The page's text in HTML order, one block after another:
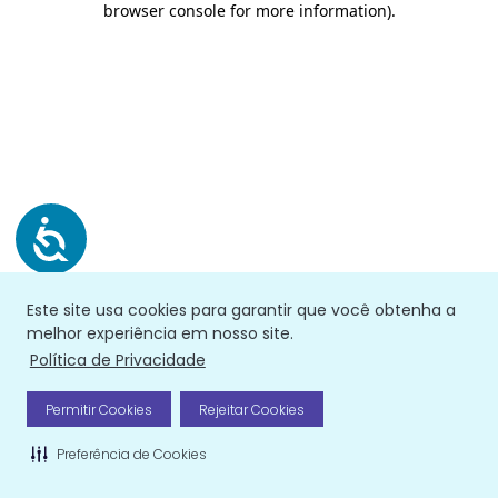
Este site usa cookies para garantir que você obtenha a
melhor experiência em nosso site.
Política de Privacidade
Permitir Cookies Rejeitar Cookies
Preferência de Cookies
browser console for more information).